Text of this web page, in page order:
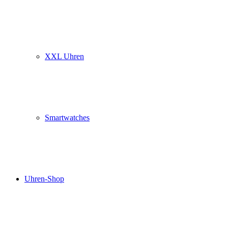
XXL Uhren
Smartwatches
Uhren-Shop